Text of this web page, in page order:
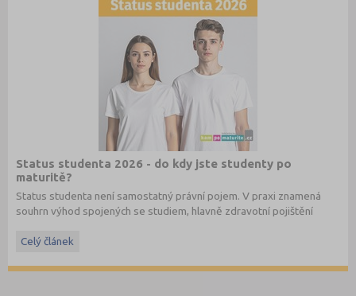
Status studenta 2026 - do kdy jste studenty po
maturitě?
Status studenta není samostatný právní pojem. V praxi znamená
souhrn výhod spojených se studiem, hlavně zdravotní pojištění
Celý článek